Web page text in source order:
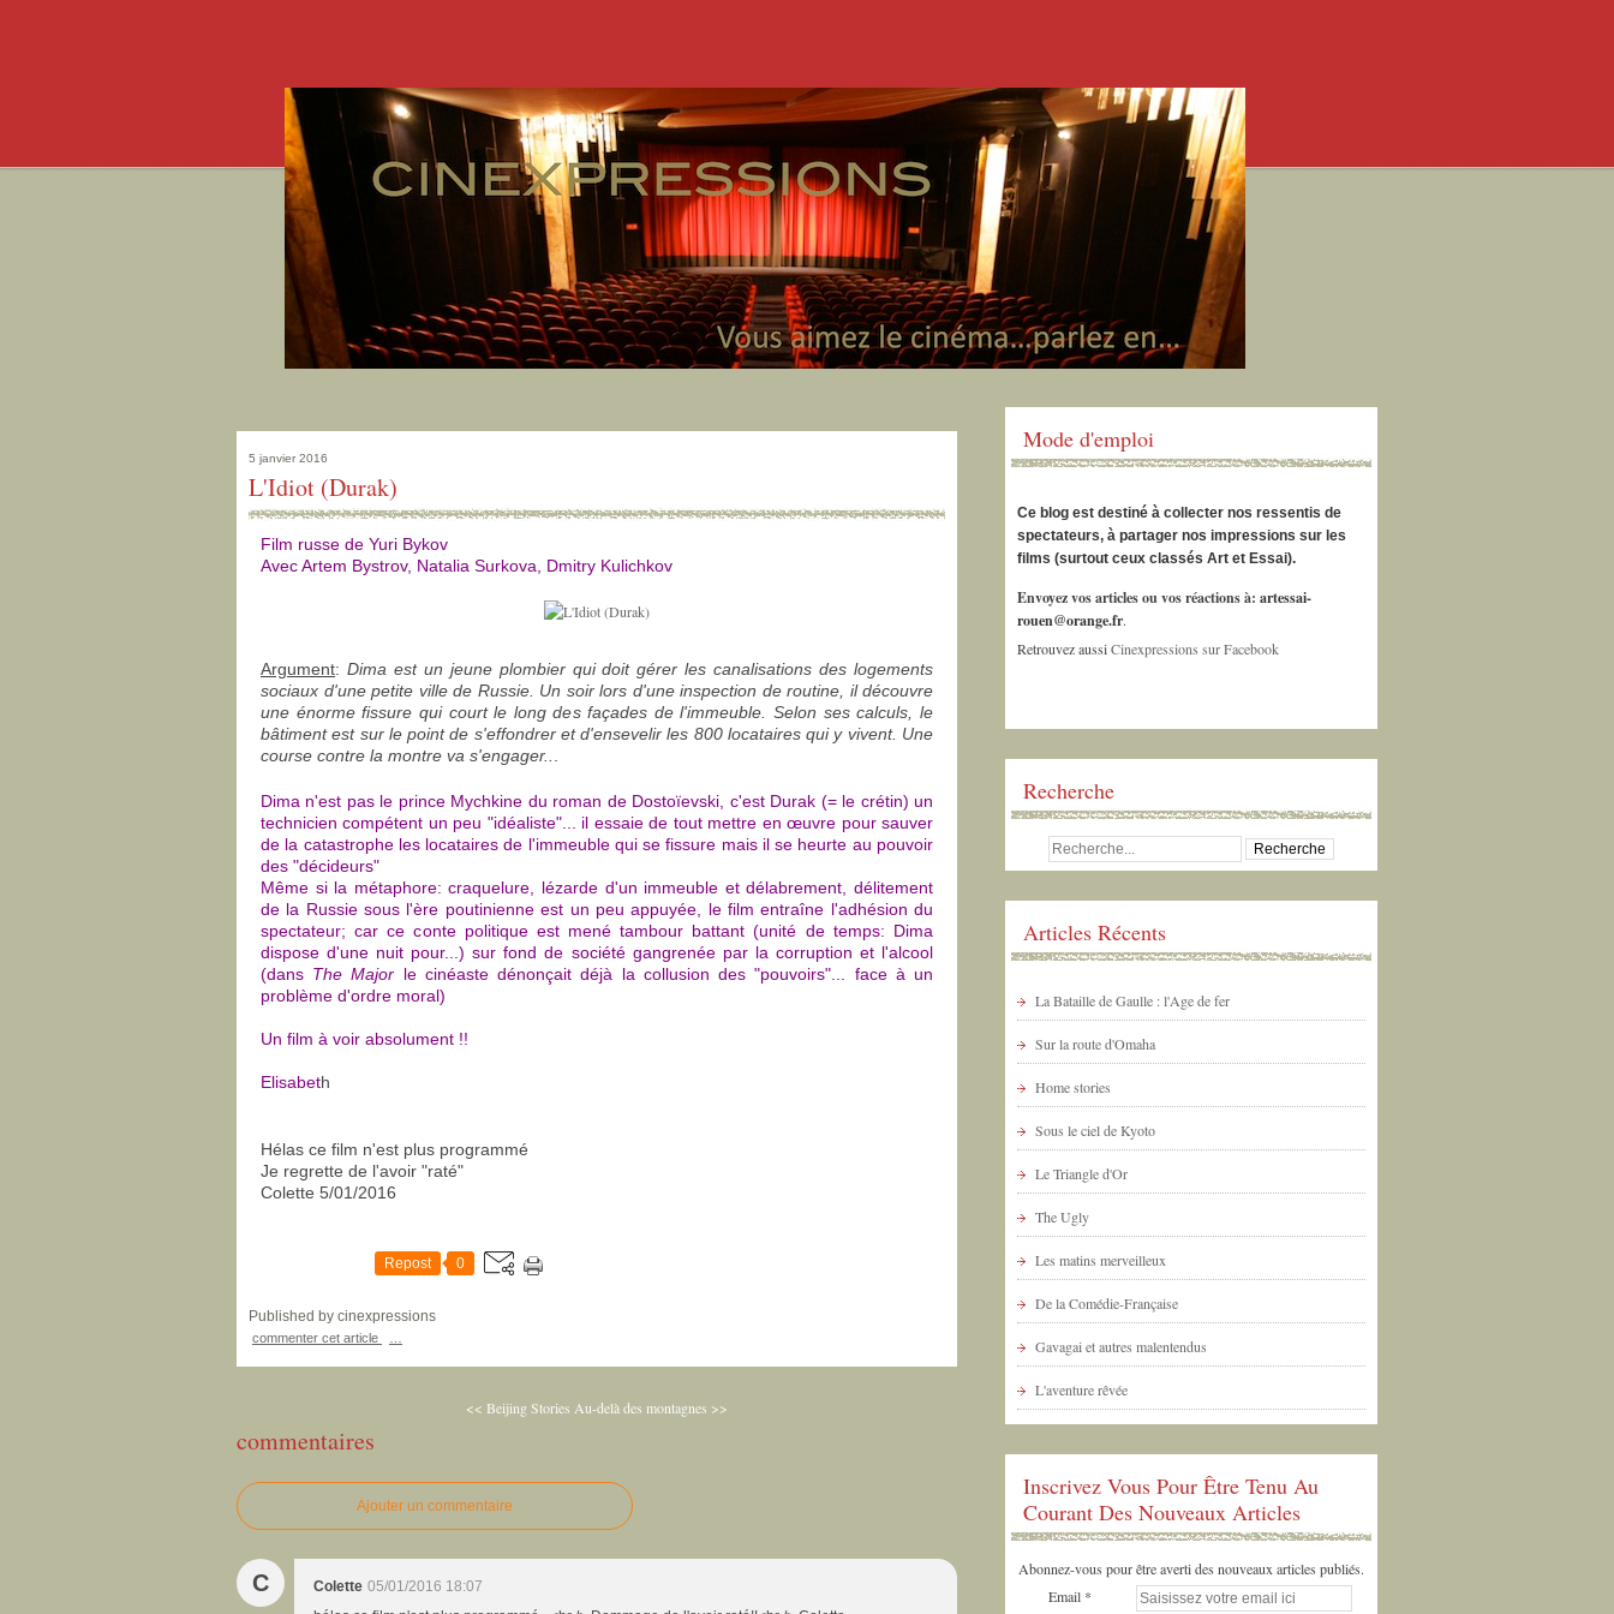
5 janvier 2016
L'Idiot (Durak)
Film russe de Yuri Bykov
Avec Artem Bystrov, Natalia Surkova, Dmitry Kulichkov
Argument: Dima est un jeune plombier qui doit gérer les canalisations des logements
sociaux d'une petite ville de Russie. Un soir lors d'une inspection de routine, il découvre
une énorme fissure qui court le long des façades de l'immeuble. Selon ses calculs, le
bâtiment est sur le point de s'effondrer et d'ensevelir les 800 locataires qui y vivent. Une
course contre la montre va s'engager..
Dima n'est pas le prince Mychkine du roman de Dostoïevski, c'est Durak (= le crétin) un
technicien compétent un peu "idéaliste"... il essaie de tout mettre en œuvre pour sauver
de la catastrophe les locataires de l'immeuble qui se fissure mais il se heurte au pouvoir
des "décideurs"
Même si la métaphore: craquelure, lézarde d'un immeuble et délabrement, délitement
de la Russie sous l'ère poutinienne est un peu appuyée, le film entraîne l'adhésion du
spectateur; car ce conte politique est mené tambour battant (unité de temps: Dima
dispose d'une nuit pour...) sur fond de société gangrenée par la corruption et l'alcool
(dans The Major le cinéaste dénonçait déjà la collusion des "pouvoirs"... face à un
problème d'ordre moral)
Un film à voir absolument !!
Elisabeth
Hélas ce film n'est plus programmé
Je regrette de l'avoir "raté"
Colette 5/01/2016
Repost 0
Published by cinexpressions
commenter cet article
<< Beijing Stories Au-delà des montagnes >>
commentaires
Ajouter un commentaire
C Colette 05/01/2016 18:07
Mode d'emploi
Ce blog est destiné à collecter nos ressentis de
spectateurs, à partager nos impressions sur les
films (surtout ceux classés Art et Essai).
Envoyez vos articles ou vos réactions à: artessai-
rouen@orange.fr.
Retrouvez aussiCinexpressions sur Facebook
Recherche
Articles Récents
La Bataille de Gaulle : l'Age de fer
Sur la route d'Omaha
Home stories
Sous le ciel de Kyoto
Le Triangle d'Or
The Ugly
Les matins merveilleux
De la Comédie-Française
Gavagai et autres malentendus
L'aventure rêvée
Inscrivez Vous Pour Être Tenu Au
Courant Des Nouveaux Articles
Abonnez-vous pour être averti des nouveaux articles publiés.
Email